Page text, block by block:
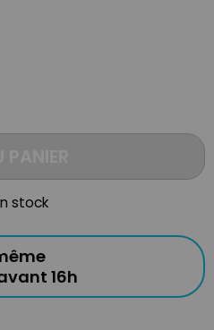
stock
16h